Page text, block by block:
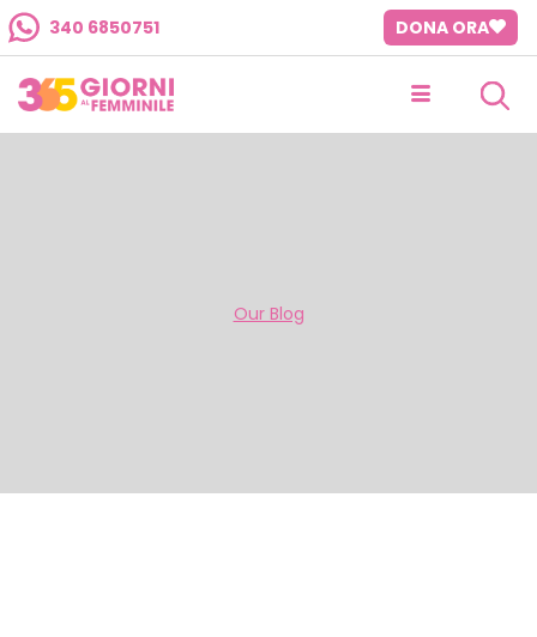
340 6850751 DONA ORA
Our Blog